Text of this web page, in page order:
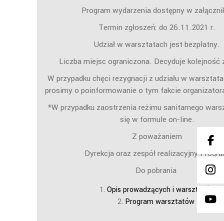
Program wydarzenia dostępny w
Termin zgłoszeń: do 26.11.2021 r.
Udział w warsztatach jest bezpłatny.
Liczba miejsc ograniczona. Decyduje kolejność
W przypadku chęci rezygnacji z udziału w
prosimy o poinformowanie o tym fakcie
*W przypadku zaostrzenia reżimu sanitarnego
się w formule on-line.
Z poważaniem
Dyrekcja oraz zespół realizacyjny
Do pobrania
Opis prowadzących i warsztatów
Program warsztatów